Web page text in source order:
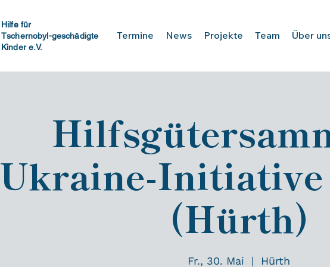
Hilfe für
Tschernobyl-geschädigte
Kinder e.V.
Termine News Projekte Team Über
Ukraine-Initiative
(Hürth)
Fr., 30. Mai
  |
Hürth